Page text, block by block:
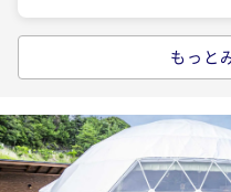
【ご利用人数が多いほど
ューBBQプラン＞お手軽
ランピング＆アトラクシ
二食付き 現地決済可
IN
ポ
もっと